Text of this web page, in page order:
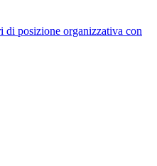
posizione organizzativa con